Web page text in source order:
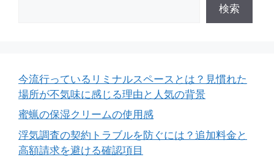
検索
今流行っているリミナルスペースとは？見慣れた
場所が不気味に感じる理由と人気の背景
蜜蝋の保湿クリームの使用感
浮気調査の契約トラブルを防ぐには？追加料金と
高額請求を避ける確認項目